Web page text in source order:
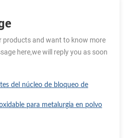
products and want to know more
here,we will reply you as soon
del núcleo de bloqueo de
para metalurgia en polvo